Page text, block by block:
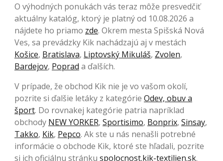
O výhodných ponukách vás teraz môže presvedčiť
aktuálny katalóg, ktorý je platný od 10.08.2026 a
nájdete ho priamo zde. Okrem mesta Spišská Nová
Ves, sa prevádzky Kik nachádzajú aj v mestách
Košice, Bratislava, Liptovský Mikuláš, Zvolen,
Bardejov, Poprad a ďalších.
V prípade, že obchod Kik nie je vo vašom okolí,
pozrite si ďalšie letáky z kategórie Odev, obuv a
šport. Do rovnakej kategórie patria napríklad
obchody NEW YORKER, Sportisimo, Bonprix, Sinsay,
Takko, Kik, Pepco. Ak ste u nás nenašli potrebné
informácie o obchode Kik, ktoré ste hľadali, pozrite
si ich oficiálnu stránku spolocnost.kik-textilien.sk.